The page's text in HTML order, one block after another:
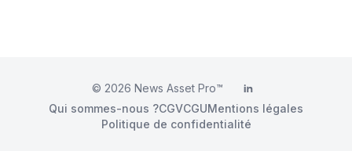
© 2026 News Asset Pro™ LinkedIn
Qui sommes-nous ?CGVCGUMentions légales
Politique de confidentialité